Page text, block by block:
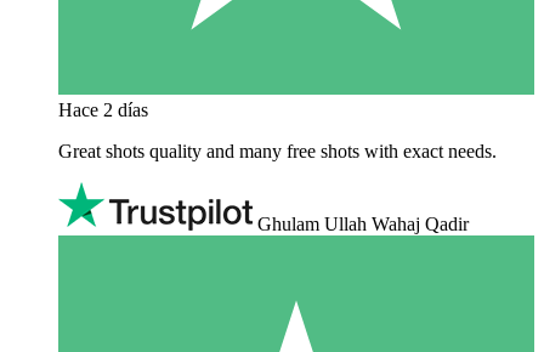
Hace 2 días
Great shots quality and many free shots with exact needs.
Ghulam Ullah Wahaj Qadir